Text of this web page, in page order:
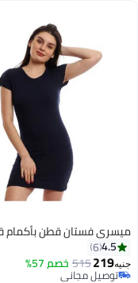
ميسري فستان قطن بأكمام
4.5
6
جنيه219
515 خصم 57%
توصيل مجاني